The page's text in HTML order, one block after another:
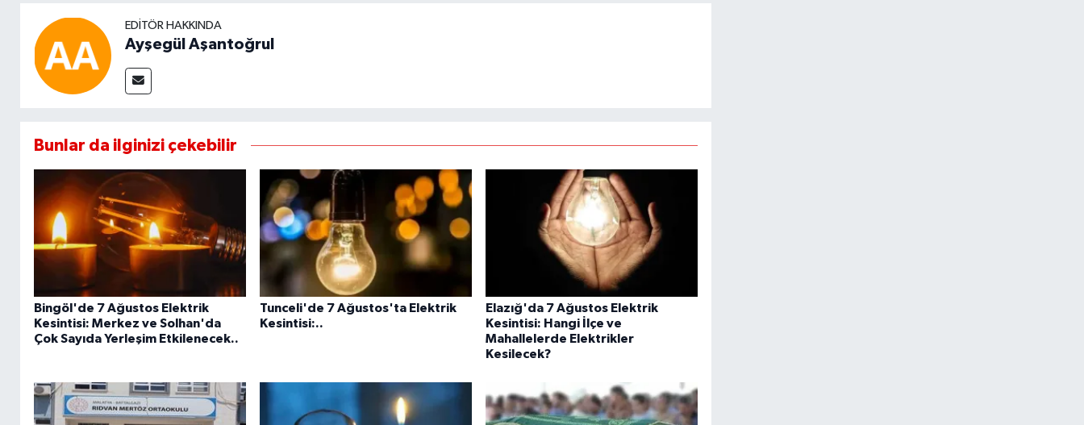
EDITÖR HAKKINDA
Ayşegül Aşantoğrul
Bunlar da ilginizi çekebilir
Bingöl'de 7 Ağustos Elektrik
Kesintisi: Merkez ve Solhan'da
Çok Sayıda Yerleşim Etkilenecek..
Tunceli'de 7 Ağustos'ta Elektrik
Kesintisi:..
Elazığ'da 7 Ağustos Elektrik
Kesintisi: Hangi İlçe ve
Mahallelerde Elektrikler
Kesilecek?